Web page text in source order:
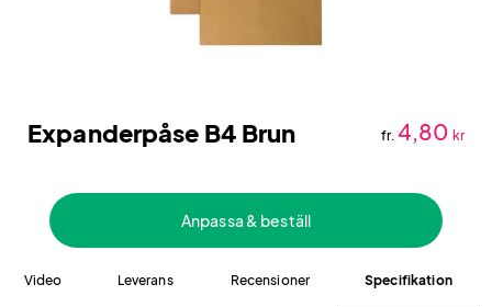
Expanderpåse B4 Brun fr.4,80 kr
Anpassa & beställ
Video Leverans Recensioner Specifikation